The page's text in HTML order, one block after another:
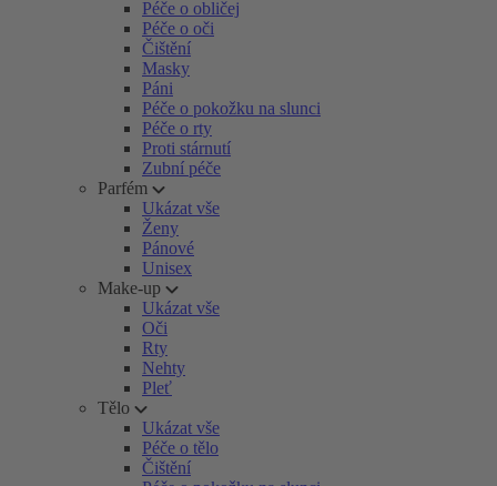
Péče o obličej
Péče o oči
Čištění
Masky
Páni
Péče o pokožku na slunci
Péče o rty
Proti stárnutí
Zubní péče
Parfém
Ukázat vše
Ženy
Pánové
Unisex
Make-up
Ukázat vše
Oči
Rty
Nehty
Pleť
Tělo
Ukázat vše
Péče o tělo
Čištění